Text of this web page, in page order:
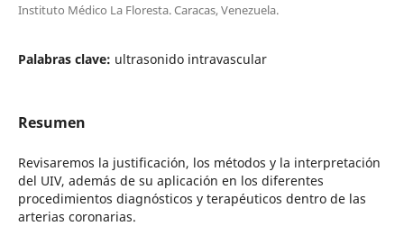
Instituto Médico La Floresta. Caracas, Venezuela.
Palabras clave: ultrasonido intravascular
Resumen
Revisaremos la justificación, los métodos y la interpretación
del UIV, además de su aplicación en los diferentes
procedimientos diagnósticos y terapéuticos dentro de las
arterias coronarias.